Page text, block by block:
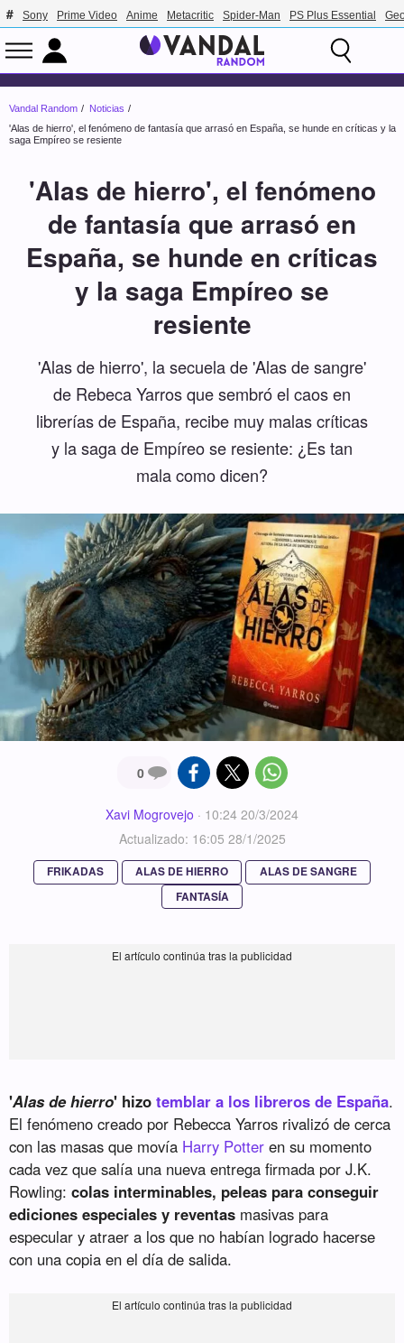
Sony Prime Video Anime Metacritic Spider-Man PS Plus Essential
Vandal Random
Noticias
'Alas de hierro', el fenómeno de fantasía que arrasó en España, se hunde en críticas y la
saga Empíreo se resiente
'Alas de hierro', el fenómeno
de fantasía que arrasó en
España, se hunde en críticas
y la saga Empíreo se
resiente
'Alas de hierro', la secuela de 'Alas de sangre'
de Rebeca Yarros que sembró el caos en
librerías de España, recibe muy malas críticas
y la saga de Empíreo se resiente: ¿Es tan
mala como dicen?
0
Xavi Mogrovejo · 10:24 20/3/2024
Actualizado: 16:05 28/1/2025
FRIKADAS ALAS DE HIERRO
ALAS DE SANGRE
FANTASÍA
'Alas de hierro' hizotemblar a los libreros de España.
El fenómeno creado por Rebecca Yarros rivalizó de cerca
con las masas que movía Harry Potter en su momento
cada vez que salía una nueva entrega firmada por J.K.
Rowling:colas interminables, peleas para conseguir
ediciones especiales y reventas masivas para
especular y atraer a los que no habían logrado hacerse
con una copia en el día de salida.